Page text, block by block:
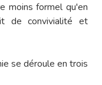
moins formel qu'en
de convivialité et
se déroule en trois